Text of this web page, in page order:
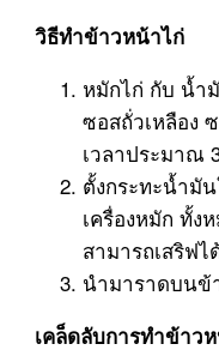
วิธีทำข้าวหน้าไก่
หมักไก่ กับ น้ำ
ซอสถั่วเหลือง
เวลาประมาณ
ตั้งกระทะน้ำมั
เครื่องหมัก ทั้ง
สามารถเสริฟไ
นำมาราดบนข้
เคล็ดลับการทำข้าว